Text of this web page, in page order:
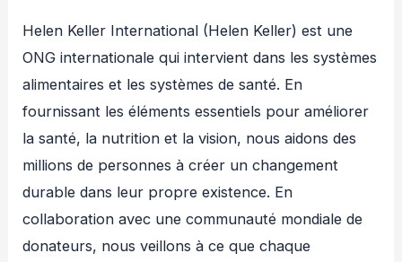
Helen Keller International (Helen Keller) est une
ONG internationale qui intervient dans les systèmes
alimentaires et les systèmes de santé. En
fournissant les éléments essentiels pour améliorer
la santé, la nutrition et la vision, nous aidons des
millions de personnes à créer un changement
durable dans leur propre existence. En
collaboration avec une communauté mondiale de
donateurs, nous veillons à ce que chaque